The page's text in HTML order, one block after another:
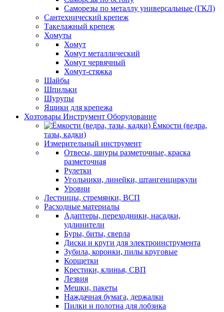
Саморезы по металлу универсальные (ГКЛ)
Сантехнический крепеж
Такелажный крепеж
Хомуты
Хомут
Хомут металлический
Хомут червячный
Хомут-стяжка
Шайбы
Шпильки
Шурупы
Ящики для крепежа
Хозтовары Инструмент Оборудование
Ёмкости (ведра,
тазы, кадки)
Измерительный инструмент
Отвесы, шнуры разметочные, краска
разметочная
Рулетки
Угольники, линейки, штангенциркули
Уровни
Лестницы, стремянки, ВСП
Расходные материалы
Адаптеры, переходники, насадки,
удлинители
Буры, биты, сверла
Диски и круги для электроинструмента
Зубила, коронки, пилы круговые
Корщетки
Крестики, клинья, СВП
Лезвия
Мешки, пакеты
Наждачная бумага, держалки
Пилки и полотна для лобзика